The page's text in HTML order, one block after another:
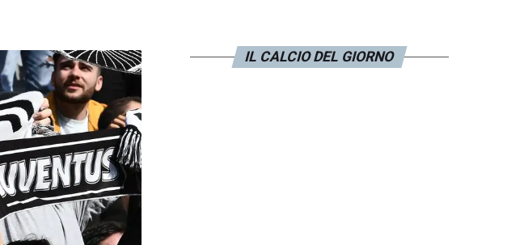
IL CALCIO DEL GIORNO